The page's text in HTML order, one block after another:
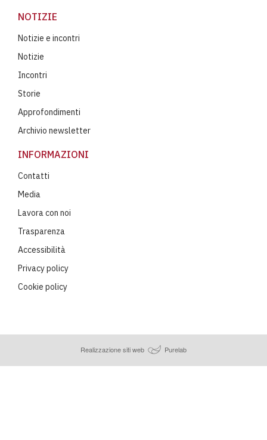
NOTIZIE
Notizie e incontri
Notizie
Incontri
Storie
Approfondimenti
Archivio newsletter
INFORMAZIONI
Contatti
Media
Lavora con noi
Trasparenza
Accessibilità
Privacy policy
Cookie policy
Realizzazione siti web Purelab